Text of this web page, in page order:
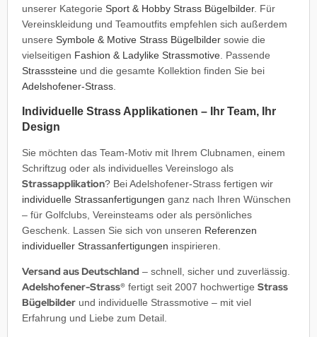
unserer Kategorie Sport & Hobby Strass Bügelbilder. Für
Vereinskleidung und Teamoutfits empfehlen sich außerdem
unsere Symbole & Motive Strass Bügelbilder sowie die
vielseitigen Fashion & Ladylike Strassmotive . Passende
Strasssteine und die gesamte Kollektion finden Sie bei
Adelshofener-Strass
Individuelle Strass Applikationen – Ihr Team, Ihr
Design
Sie möchten das Team-Motiv mit Ihrem Clubnamen, einem
Schriftzug oder als individuelles Vereinslogo als
Strassapplikation? Bei Adelshofener-Strass fertigen wir
individuelle Strassanfertigungen ganz nach Ihren Wünschen
– für Golfclubs, Vereinsteams oder als persönliches
Geschenk. Lassen Sie sich von unseren Referenzen
individueller Strassanfertigungen inspirieren.
Versand aus Deutschland – schnell, sicher und zuverlässig.
Adelshofener-Strass® fertigt seit 2007 hochwertige Strass
Bügelbilder und individuelle Strassmotive – mit viel
Erfahrung und Liebe zum Detail.